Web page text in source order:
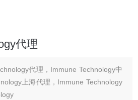
代理
代理，Immune Technology中
上海代理，Immune Technology